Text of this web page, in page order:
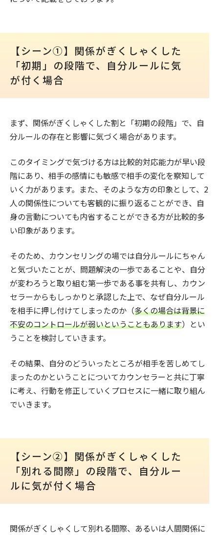
【シーン①】関係がぎくしゃくした
「初期」の段階で、自分ルールに気
が付く場合
まず、関係がぎくしゃくした割と「初期の段階」で、自
分ルールの存在と影響に気づく場合があります。
このタイミングで気づける方は比較的対応能力が早い段
階にあり、相手の感情にも敏感で相手の変化を察知して
いく力があります。また、そのような方の印象として、2
人の関係性についても客観的に振り返ることができ、自
身の言動についても内省することができる方が比較的多
い印象があります。
そのため、カウンセリングの場では自分ルールにちゃん
と気づいたことが、問題解決の一歩であることや、自分
が変わろうと取り組む第一歩である事を共有し、カウン
セラーからもしっかりと承認した上で、なぜ自分ルール
を相手に押し付けてしまったのか（多くの場合は背景に
不安のコントロールが弱いということもあります）とい
うことを検討していきます。
その結果、自分のどういったところが相手を苦しめてし
まったのかということについてカウンセラーと共に丁寧
に考え、行動を修正していくプロセスに一緒に取り組ん
でいきます。
【シーン②】関係がぎくしゃくした
「別れる間際」の段階で、自分ルー
ルに気が付く場合
関係がぎくしゃくして別れる間際、あるいは人間関係に